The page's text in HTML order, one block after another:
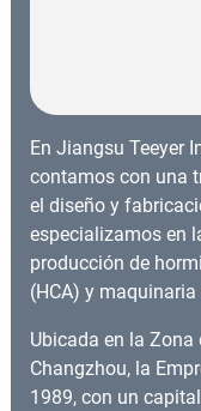
En Jiangsu Teeyer
contamos con una
el diseño y
especializamos en
producción de
(HCA) y
Ubicada en la
Changzhou, la
1989, con un